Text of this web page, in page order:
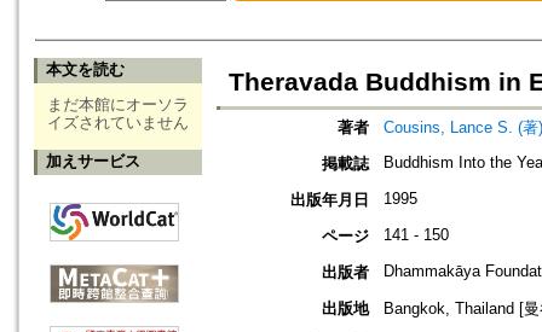
本文を読む
まだ本館にオーソラ
イズされていません
加えサービス
Theravada Buddhism in
著者
Cousins, Lance S. (著)
掲載誌
Buddhism Into the
出版年月日 1995
ページ 141 - 150
出版者 Dhammakāya
出版地
Bangkok, Thailand [